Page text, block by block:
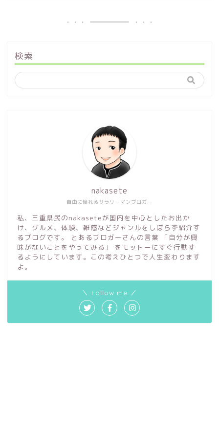
検索
自由に憧れるサラリーマンブロガー
nakasete
私、三重県民のnakaseteが国内を中心としたお出か
け、グルメ、体験、雑感などジャンルをしぼらず紹介す
るブログです。 とあるブロガーさんの言葉 「自分が興
味がないことをやってみる」 をモットーにすぐ行動す
るようにしています。この考えひとつで人生変わります
よ。
＼ Follow me ／